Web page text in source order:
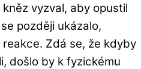
vyzval, aby opustil
později ukázalo,
Zdá se, že kdyby
došlo by k fyzickému